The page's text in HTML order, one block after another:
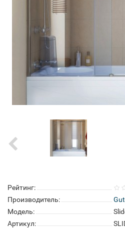
Рейтинг:
Производитель:
Модель:
Артикул: